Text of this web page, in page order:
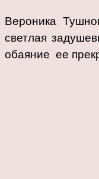
Вероника
светлая
обаяние ее